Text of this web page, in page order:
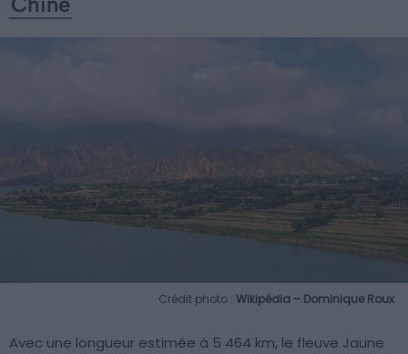
Crédit photo : Wikipédia – Dominique Roux
Avec une longueur estimée à 5 464 km, le fleuve Jaune